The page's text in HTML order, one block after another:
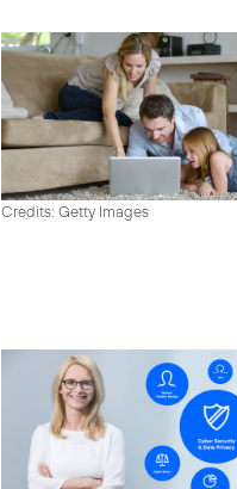
Credits: Getty Images